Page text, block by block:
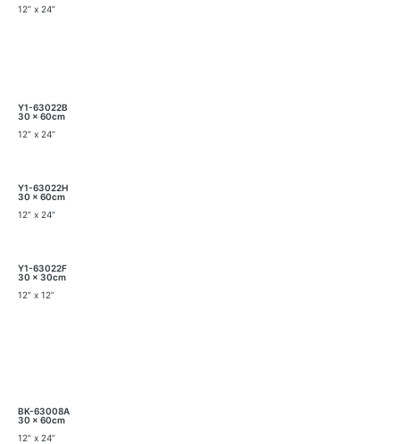
12” x 24”
Y1-63022B
30 x 60cm
12” x 24”
Y1-63022H
30 x 60cm
12” x 24”
Y1-63022F
30 x 30cm
12” x 12”
BK-63008A
30 x 60cm
12” x 24”